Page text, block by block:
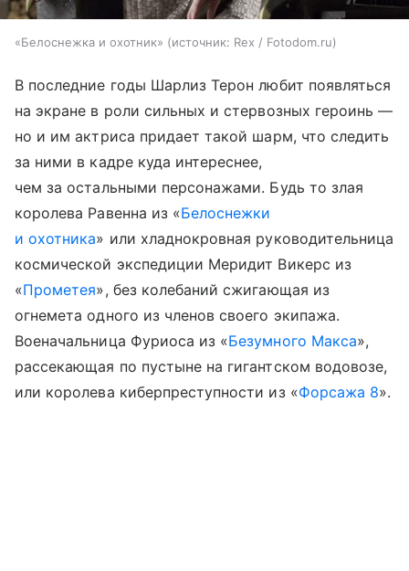
«Белоснежка и охотник» источник: Rex / Fotodom.ru
В последние годы Шарлиз Терон любит появляться
на экране в роли сильных и стервозных героинь —
но и им актриса придает такой шарм, что следить
за ними в кадре куда интереснее,
чем за остальными персонажами. Будь то злая
королева Равенна из «Белоснежки
и охотника» или хладнокровная руководительница
космической экспедиции Меридит Викерс из
«Прометея», без колебаний сжигающая из
огнемета одного из членов своего экипажа.
Военачальница Фуриоса из «Безумного Макса»,
рассекающая по пустыне на гигантском водовозе,
или королева киберпреступности из «Форсажа 8».